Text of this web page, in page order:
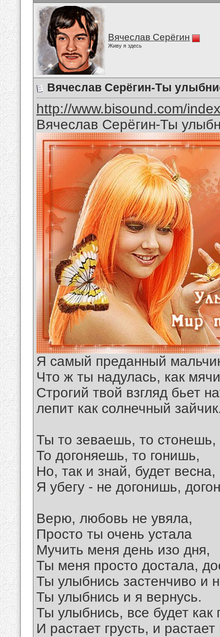
Вячеслав Серёгин
Живу я здесь
Вячеслав Серёгин-Ты
http://www.bisound.com/
Вячеслав Серёгин-Ты
Я самый преданный
Что ж ты надулась, как
Строгий твой взгляд бьет
лепит как солнечный
Ты то зеваешь, то стонешь,
То догоняешь, то гонишь,
Но, так и знай, будет весна,
Я убегу - не догонишь,
Верю, любовь не увяла,
Просто ты очень устала
Мучить меня день изо дня,
Ты меня просто достала,
Ты улыбнись застенчиво и
Ты улыбнись и я вернусь.
Ты улыбнись, все будет как
И растает грусть, и растает